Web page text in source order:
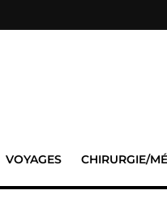
VOYAGES CHIRURGIE/